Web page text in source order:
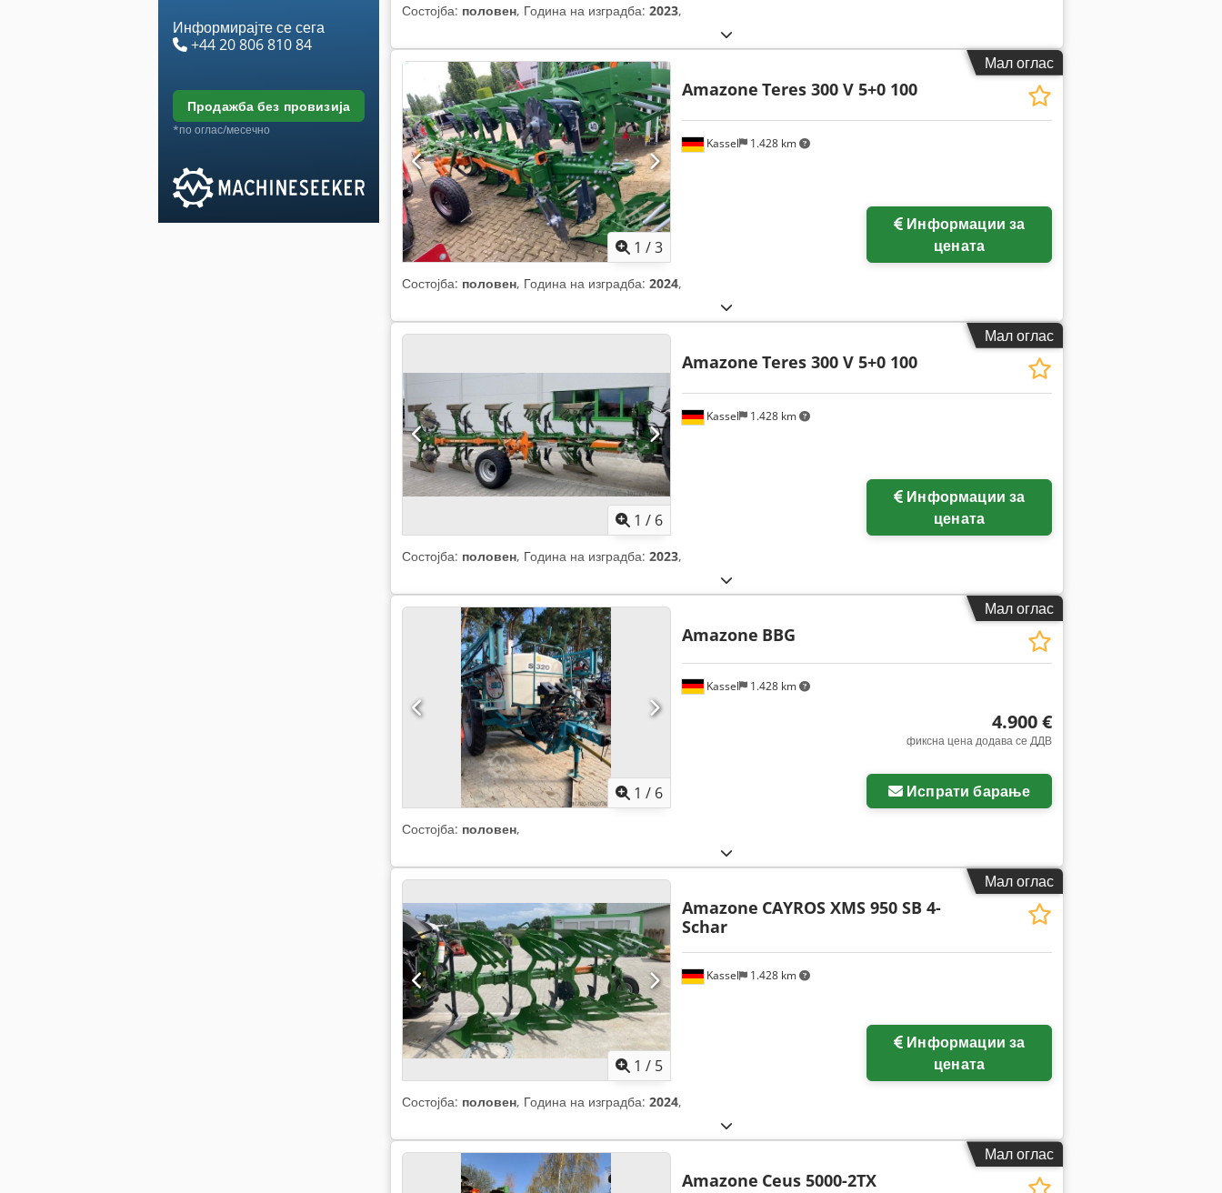
Информирајте се сега
+44 20 806 810 84
продажба без провизија
*по оглас/месечно
Состојба: половен, Година на изградба: 2023,
Мал оглас
1 /3
Kassel 1.428 km
Amazone Teres 300 V 5+0 100
цената
Состојба: половен, Година на изградба: 2024,
Мал оглас
1 / 6
Kassel 1.428 km
Amazone Teres 300 V 5+0 100
цената
Состојба: половен, Година на изградба: 2023,
Мал оглас
1 / 6
Kassel 1.428 km
Amazone BBG
4.900 €
фиксна цена додава се ДДВ
Испрати барање
Состојба: половен,
Мал оглас
1 / 5
Kassel 1.428 km
Amazone CAYROS XMS 950 SB 4-
Schar
цената
Состојба: половен, Година на изградба: 2024,
Мал оглас
Amazone Ceus 5000-2TX